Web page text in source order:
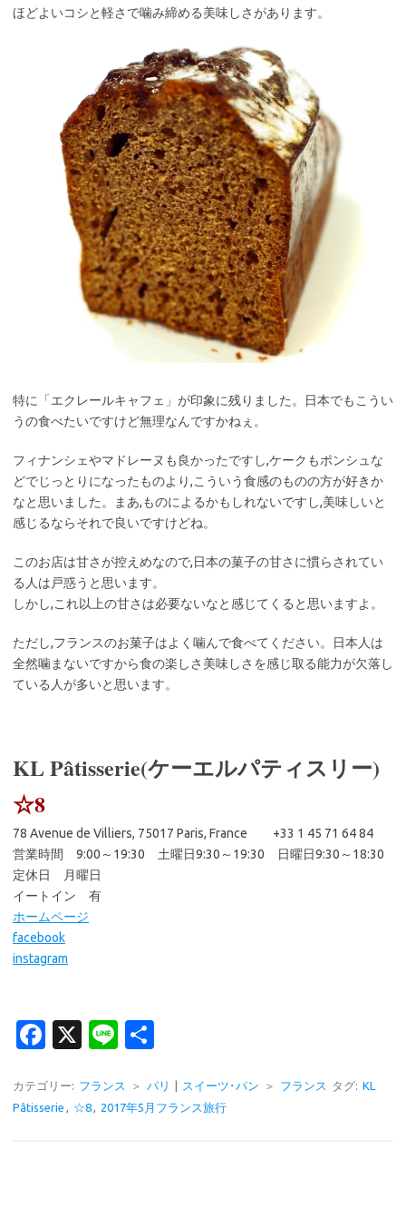
ほどよいコシと軽さで噛み締める美味しさがあります。
特に「エクレールキャフェ」が印象に残りました。日本でもこうい
うの食べたいですけど無理なんですかねぇ。
フィナンシェやマドレーヌも良かったですし,ケークもポンシュな
どでじっとりになったものより,こういう食感のものの方が好きか
なと思いました。まあ,ものによるかもしれないですし,美味しいと
感じるならそれで良いですけどね。
このお店は甘さが控えめなので,日本の菓子の甘さに慣らされてい
る人は戸惑うと思います。
しかし,これ以上の甘さは必要ないなと感じてくると思いますよ。
ただし,フランスのお菓子はよく噛んで食べてください。日本人は
全然噛まないですから食の楽しさ美味しさを感じ取る能力が欠落し
ている人が多いと思います。
KL Pâtisserie(ケーエルパティスリー)
☆8
78 Avenue de Villiers, 75017 Paris, France +33 1 45 71 64 84
営業時間 9:00～19:30 土曜日9:30～19:30 日曜日9:30～18:30
定休日 月曜日
イートイン 有
ホームページ
facebook
instagram
Fa
e
b
X
Li
e
カテゴリー: フランス ＞ パリ スイーツ･パン ＞ フランス タグ: KL
Pâtisserie , ☆8, 2017年5月フランス旅行